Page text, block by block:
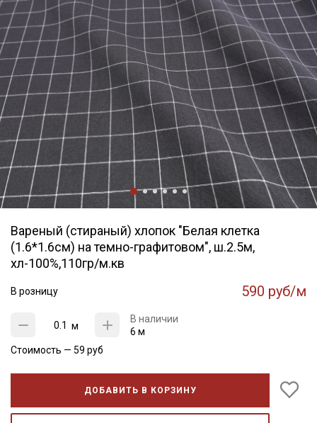
Вареный (стираный) хлопок "Белая клетка
(1.6*1.6см) на темно-графитовом", ш.2.5м,
хл-100%,110гр/м.кв
В розницу 590 руб/м
м
В наличии
6 м
Стоимость — 59 руб
ДОБАВИТЬ В КОРЗИНУ